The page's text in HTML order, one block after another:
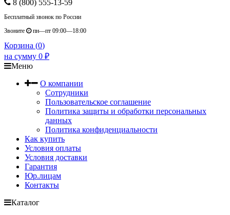
8 (800) 555-13-59
Бесплатный звонок по России
Звоните
пн—пт 09:00—18:00
Корзина (0)
на сумму 0 ₽
Меню
О компании
Сотрудники
Пользовательское соглашение
Политика защиты и обработки персональных
данных
Политика конфиденциальности
Как купить
Условия оплаты
Условия доставки
Гарантия
Юр.лицам
Контакты
Каталог